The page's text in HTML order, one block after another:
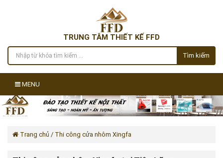
TRUNG TÂM THIẾT KẾ FFD
Tìm kiếm
MENU
Trang chủ / Thi công cửa nhôm Xingfa